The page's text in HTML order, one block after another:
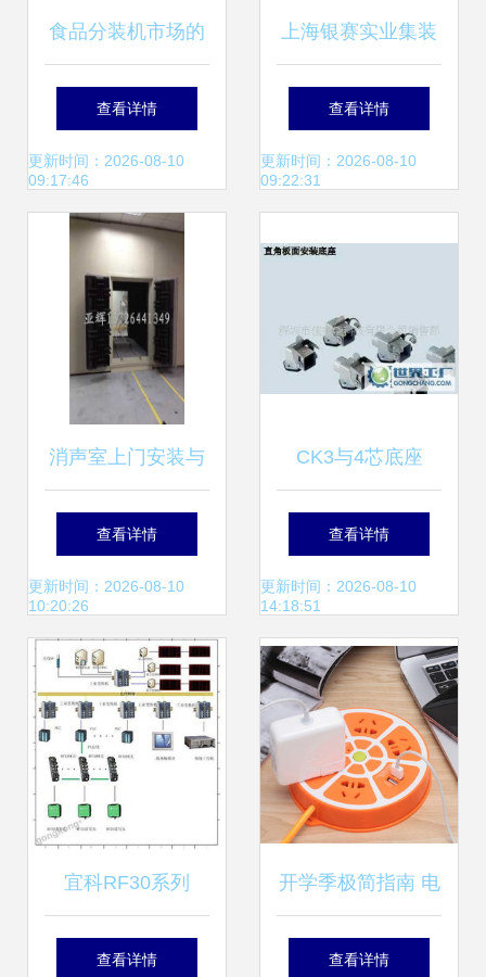
食品分装机市场的
领航者 专业分装与
电子产品安装的全
方位服务
查看详情
更新时间：2026-08-10
09:17:46
上海银赛实业集装
整理设备产品列表
及电子产品安装应
查看详情
更新时间：2026-08-10
09:22:31
消声室上门安装与
搬迁服务 广州、中
山及周边地区专业
解决方案
查看详情
更新时间：2026-08-10
10:20:26
CK3与4芯底座
（直角表面安装）
—— 打造稳固可靠
的电子产品安装新
方案
查看详情
更新时间：2026-08-10
14:18:51
宜科RF30系列
RFID产品在光伏
查看详情
开学季极简指南 电
子产品安装与必备
查看详情